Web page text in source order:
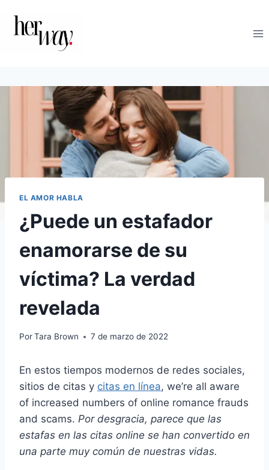
contenido
EL AMOR HABLA
¿Puede un estafador
enamorarse de su
víctima? La verdad
revelada
PorTara Brown 7 de marzo de 2022
En estos tiempos modernos de redes sociales,
sitios de citas y citas en línea, we’re all aware
of increased numbers of online romance frauds
and scams. Por desgracia, parece que las
estafas en las citas online se han convertido en
una parte muy común de nuestras vidas.